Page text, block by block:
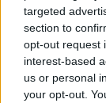
targeted
section to
opt-out request
interest-based
us or personal
your opt-out.